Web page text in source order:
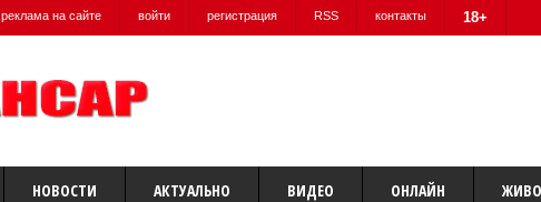
реклама на сайте войти регистрация RSS контакты 18+
НОВОСТИ АКТУАЛЬНО ВИДЕО ОНЛАЙН